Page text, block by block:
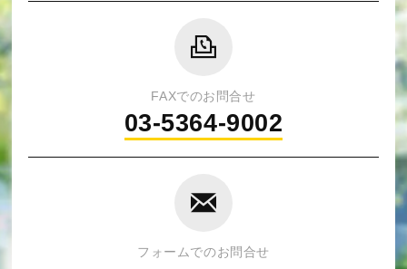
FAXでのお問合せ
03-5364-9002
フォームでのお問合せ